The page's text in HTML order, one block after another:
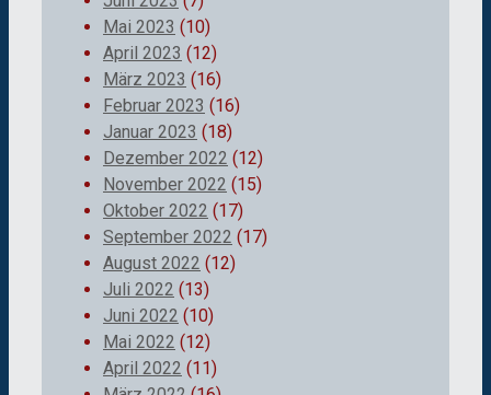
Mai 2023 (10)
April 2023 (12)
März 2023 (16)
Februar 2023 (16)
Januar 2023 (18)
Dezember 2022 (12)
November 2022 (15)
Oktober 2022 (17)
September 2022 (17)
August 2022 (12)
Juli 2022 (13)
Juni 2022 (10)
Mai 2022 (12)
April 2022 (11)